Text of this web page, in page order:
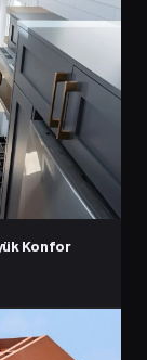
Konfor